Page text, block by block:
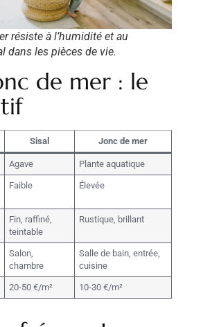
résiste à l’humidité et au
dans les pièces de vie.
de mer : le
Sisal Jonc de mer
Agave Plante aquatique
Faible Élevée
Fin, raffiné,
teintable
Rustique, brillant
Salon,
chambre
Salle de bain, entrée,
cuisine
20-50 €/m² 10-30 €/m²